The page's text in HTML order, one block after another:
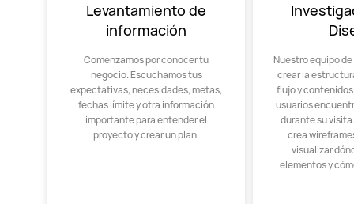
Levantamiento de
información
Comenzamos por conocer tu
negocio. Escuchamos tus
expectativas, necesidades, metas,
fechas límite y otra información
importante para entender el
proyecto y crear un plan.
Nuestro equipo
crear la
flujo y
usuarios
durante su
crea
visualizar
elementos y